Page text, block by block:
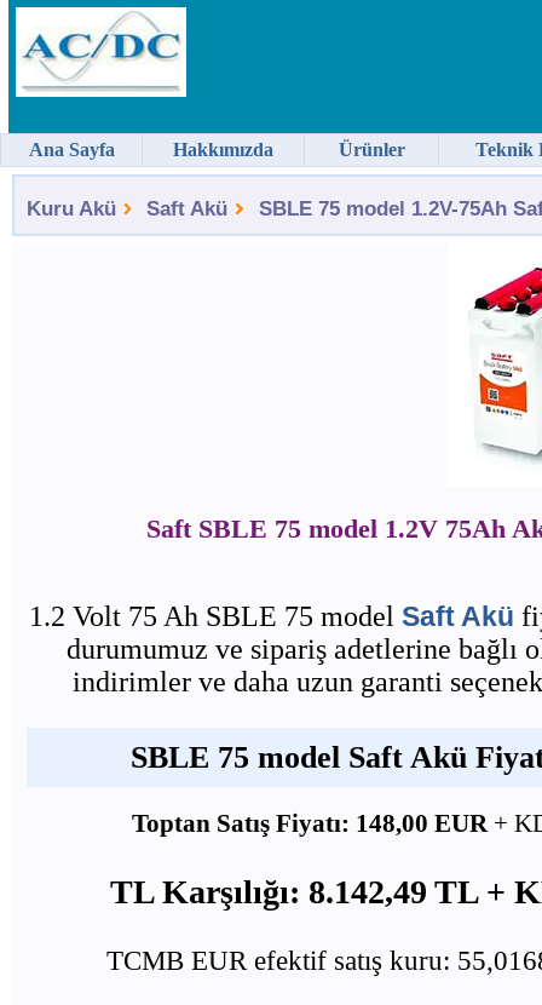
Kuru Akü Saft Akü SBLE 75 model 1.2V-75Ah
Saft SBLE 75 model 1.2V 75Ah
1.2 Volt 75 Ah SBLE 75 model Saft Akü
durumumuz ve sipariş adetlerine bağlı
indirimler ve daha uzun garanti
SBLE 75 model Saft Akü
Toptan Satış Fiyatı: 148,00 EUR +
TL Karşılığı: 8.142,49 TL +
TCMB EUR efektif satış kuru:
Ana Sayfa Hakkımızda Ürünler Teknik